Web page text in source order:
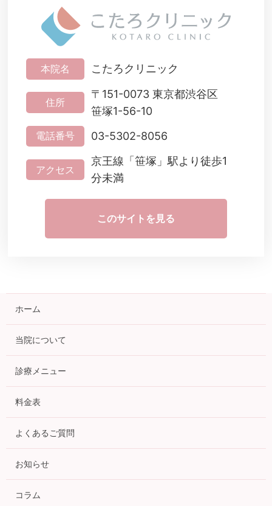
本院名 こたろクリニック
住所
〒151-0073 東京都渋谷区
笹塚1-56-10
電話番号 03-5302-8056
アクセス
京王線「笹塚」駅より徒歩1
分未満
このサイトを見る
ホーム
当院について
診療メニュー
料金表
よくあるご質問
お知らせ
コラム